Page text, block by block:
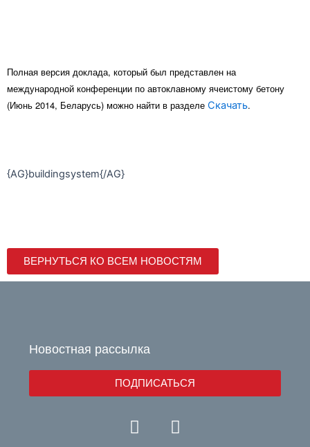
Полная версия доклада, который был представлен ​​на
международной конференции по автоклавному ячеистому бетону
(Июнь 2014, Беларусь) можно найти в разделе Скачать.
{AG}buildingsystem{/AG}
ВЕРНУТЬСЯ КО ВСЕМ НОВОСТЯМ
Новостная рассылка
ПОДПИСАТЬСЯ
Y
o
L
i